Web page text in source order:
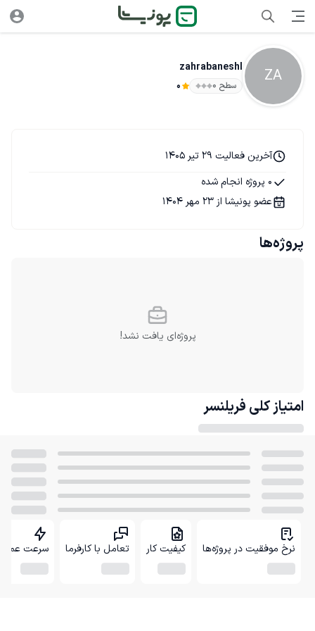
ZA
zahrabaneshl
سطح ۰ 0
آخرین فعالیت 29 تیر 1405
0 پروژه انجام شده
عضو پونیشا از 23 مهر 1404
پروژه‌ها
پروژه‌ای یافت نشد!
امتیاز کلی فریلنسر
نرخ موفقیت در پروژه‌ها کیفیت کار تعامل با کارفرما سرعت عمل